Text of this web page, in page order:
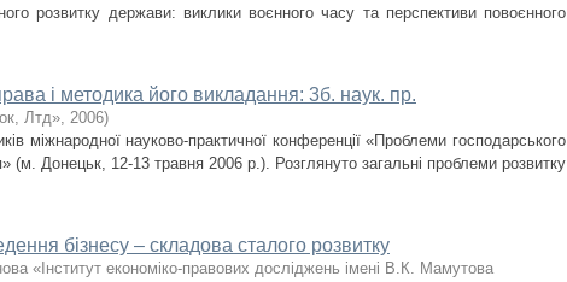
розвитку держави: виклики воєнного часу та перспективи повоєнного
і методика його викладання: 3б. наук. пр.
Лтд», 2006)
міжнародної науково-практичної конференції «Проблеми господарського
(м. Донецьк, 12-13 травня 2006 р.). Розглянуто загальні проблеми розвитку
бізнесу – складова сталого розвитку
«Інститут економіко-правових досліджень імені В.К. Мамутова